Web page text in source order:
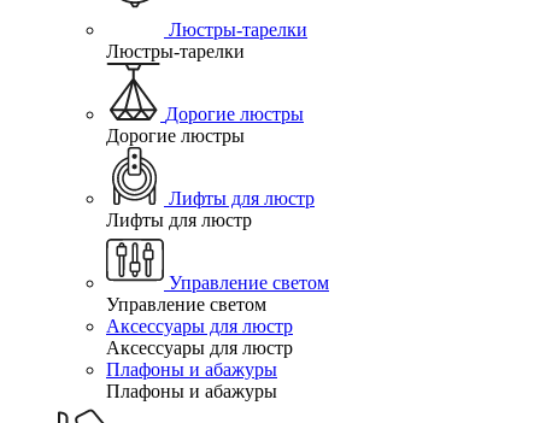
Люстры-тарелки
Люстры-тарелки
Дорогие люстры
Дорогие люстры
Лифты для люстр
Лифты для люстр
Управление светом
Управление светом
Аксессуары для люстр
Аксессуары для люстр
Плафоны и абажуры
Плафоны и абажуры